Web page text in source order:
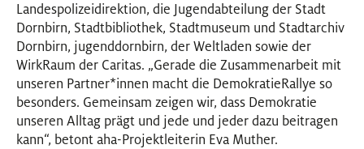
Landespolizeidirektion, die Jugendabteilung der Stadt
Dornbirn, Stadtbibliothek, Stadtmuseum und Stadtarchiv
Dornbirn, jugenddornbirn, der Weltladen sowie der
WirkRaum der Caritas. „Gerade die Zusammenarbeit mit
unseren Partner*innen Innen
macht die DemokratieRallye so
besonders. Gemeinsam zeigen wir, dass Demokratie
unseren Alltag prägt und jede und jeder dazu beitragen
kann“, betont aha-Projektleiterin Eva Muther.